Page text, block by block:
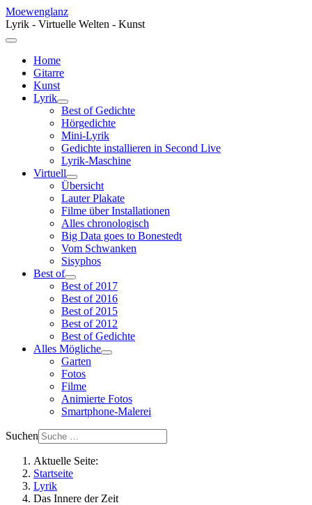
Moewenglanz
Lyrik - Virtuelle Welten - Kunst
Home
Gitarre
Kunst
Lyrik
Best of Gedichte
Hörgedichte
Mini-Lyrik
Gedichte installieren in Second Live
Lyrik-Maschine
Virtuell
Übersicht
Lauter Plakate
Filme über Installationen
Alles chronologisch
Big Data goes to Bonestedt
Vom Schwanken
Sisyphos
Best of
Best of 2017
Best of 2016
Best of 2015
Best of 2012
Best of Gedichte
Alles Mögliche
Garten
Fotos
Filme
Animierte Fotos
Smartphone-Malerei
Suchen
Aktuelle Seite:
Startseite
Lyrik
Das Innere der Zeit